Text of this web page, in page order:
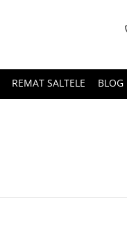
REMAT SALTELE BLOG